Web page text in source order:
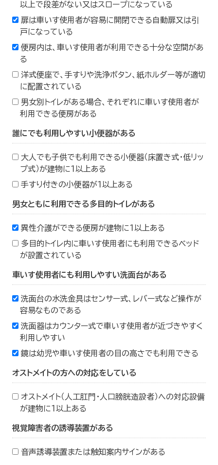
以上で段差がない又はスロープになっている
扉は車いす使用者が容易に開閉できる自動扉又は引
戸になっている
便房内は、車いす使用者が利用できる十分な空間があ
る
洋式便座で、手すりや洗浄ボタン、紙ホルダー等が適切
に配置されている
男女別トイレがある場合、それぞれに車いす使用者が
利用できる便房がある
誰にでも利用しやすい小便器がある
大人でも子供でも利用できる小便器（床置き式・低リッ
プ式）が建物に１以上ある
手すり付きの小便器が１以上ある
男女ともに利用できる多目的トイレがある
異性介護ができる便房が建物に１以上ある
多目的トイレ内に車いす使用者にも利用できるベッド
が設置されている
車いす使用者にも利用しやすい洗面台がある
洗面台の水洗金具はセンサー式、レバー式など操作が
容易なものである
洗面器はカウンター式で車いす使用者が近づきやすく
利用しやすい
鏡は幼児や車いす使用者の目の高さでも利用できる
オストメイトの方への対応をしている
オストメイト（人工肛門・人口膀胱造設者）への対応設備
が建物に１以上ある
視覚障害者の誘導装置がある
音声誘導装置または触知案内サインがある